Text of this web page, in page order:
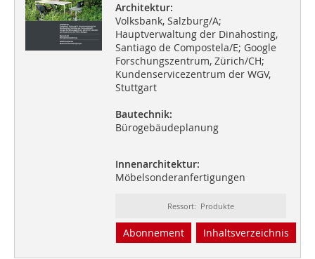
Architektur:
Volksbank, Salzburg/A;
Hauptverwaltung der Dinahosting,
Santiago de Compostela/E; Google
Forschungszentrum, Zürich/CH;
Kundenservicezentrum der WGV,
Stuttgart
Bautechnik:
Bürogebäudeplanung
Innenarchitektur:
Möbelsonderanfertigungen
Ressort: Produkte
Abonnement Inhaltsverzeichnis